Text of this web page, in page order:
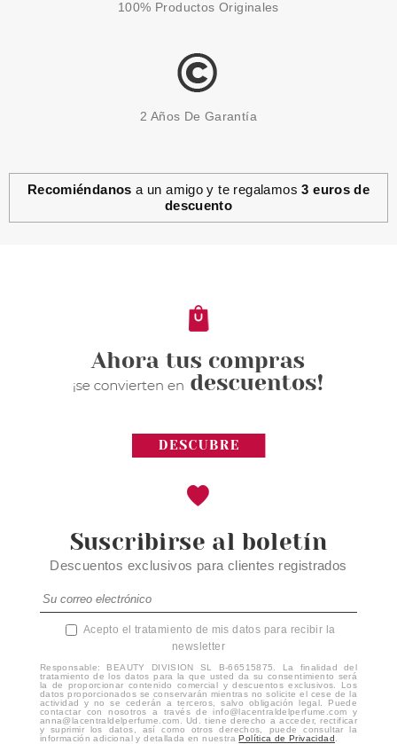
CLARINS
57.15€
100% Productos Originales
2 Años De Garantía
Recomiéndanos a un amigo y te regalamos3 euros de
descuento
Suscribirse al boletín
Descuentos exclusivos para clientes registrados
Acepto el tratamiento de mis datos para recibir la
newsletter
Responsable: BEAUTY DIVISION SL B-66515875. La finalidad del
tratamiento de los datos para la que usted da su consentimiento será
la de proporcionar contenido comercial y descuentos exclusivos. Los
datos proporcionados se conservarán mientras no solicite el cese de la
actividad y no se cederán a terceros, salvo obligación legal. Puede
contactar con nosotros a través de info@lacentraldelperfume.com y
anna@lacentraldelperfume.com. Ud. tiene derecho a acceder, rectificar
y suprimir los datos, así como otros derechos, puede consultar la
información adicional y detallada en nuestraPolítica de Privacidad